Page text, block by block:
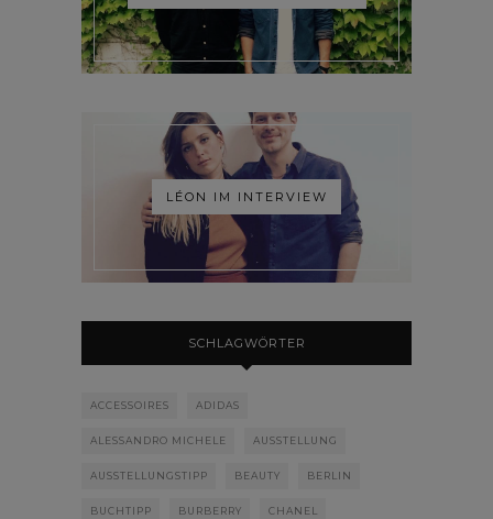
LÉON IM INTERVIEW
SCHLAGWÖRTER
ACCESSOIRES ADIDAS
ALESSANDRO MICHELE AUSSTELLUNG
AUSSTELLUNGSTIPP BEAUTY BERLIN
BUCHTIPP BURBERRY CHANEL